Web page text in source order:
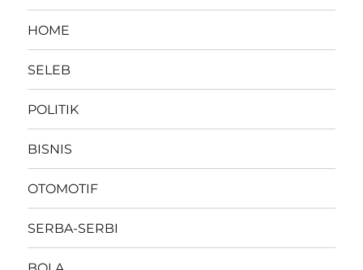
HOME
SELEB
POLITIK
BISNIS
OTOMOTIF
SERBA-SERBI